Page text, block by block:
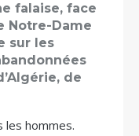
falaise, face
Notre-Dame
sur les
de
les hommes.